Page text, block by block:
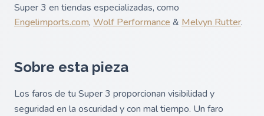
Super 3 en tiendas especializadas, como
Engelimports.com, Wolf Performance & Melvyn Rutter.
Sobre esta pieza
Los faros de tu Super 3 proporcionan visibilidad y
seguridad en la oscuridad y con mal tiempo. Un faro